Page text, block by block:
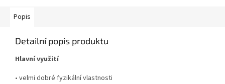
Popis
Detailní popis produktu
Hlavní využití
• velmi dobré fyzikální vlastnosti